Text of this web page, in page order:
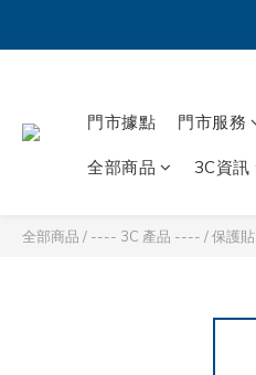
門市據點 門市服務
全部商品 3C資訊
全部商品 / ---- 3C 產品 ---- /保護貼